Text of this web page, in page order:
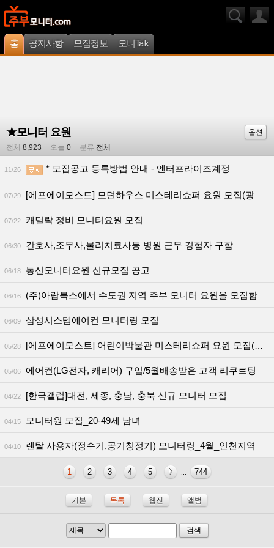
홈 공지사항 모집정보 모니Talk
★모니터 요원
옵션
전체 8,923 오늘 0 분류 전체
11/26 * 모집공고 등록방법 안내 - 엔터프라이즈계정
07/29 [에프에이모스트] 모던하우스 미스테리쇼퍼 요원 모집(광주/전라 지역)
07/22 캐딜락 정비 모니터요원 모집
06/30 간호사,조무사,물리치료사등 병원 근무 경험자 구함
06/18 통신모니터요원 신규모집 공고
06/16 (주)아람북스에서 수도권 지역 주부 모니터 요원을 모집합니다.
06/09 삼성시스템에어컨 모니터링 모집
05/28 [에프에이모스트] 어린이박물관 미스테리쇼퍼 요원 모집(서울/세종)
05/06 에어컨(LG전자, 캐리어) 구입/5월배송받은 고객 리쿠르팅
04/22 [한국갤럽]대전, 세종, 충남, 충북 신규 모니터 모집
04/15 모니터원 모집_20-49세 남녀
04/10 렌탈 사용자(정수기,공기청정기) 모니터링_4월_인천지역
1 2 3 4 5 744
기본 목록 웹진 앨범
검색